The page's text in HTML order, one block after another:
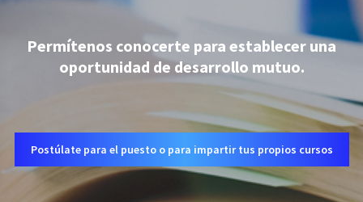
Permítenos conocerte para establecer una
oportunidad de desarrollo mutuo.
Postúlate para el puesto o para impartir tus propios cursos